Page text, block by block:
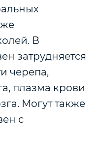
В
затрудняется
черепа,
плазма крови
Могут также
с